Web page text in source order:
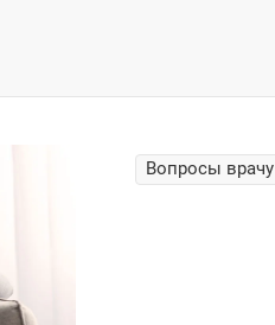
Вопросы врачу